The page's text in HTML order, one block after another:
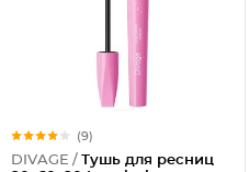
(9)
DIVAGE / Тушь для ресниц